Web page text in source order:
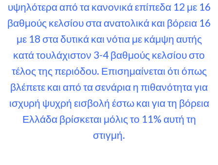
υψηλότερα από τα κανονικά επίπεδα 12 με 16
βαθμούς κελσίου στα ανατολικά και βόρεια 16
με 18 στα δυτικά και νότια με κάμψη αυτής
κατά τουλάχιστον 3-4 βαθμούς κελσίου στο
τέλος της περιόδου. Επισημαίνεται ότι όπως
βλέπετε και από τα σενάρια η πιθανότητα για
ισχυρή ψυχρή εισβολή έστω και για τη βόρεια
Ελλάδα βρίσκεται μόλις το 11% αυτή τη
στιγμή.